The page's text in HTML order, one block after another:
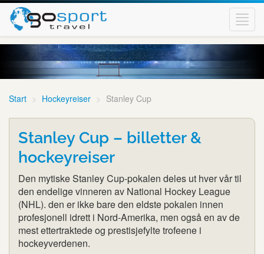
Start Hockeyreiser Stanley Cup
Stanley Cup – billetter &
hockeyreiser
Den mytiske Stanley Cup-pokalen deles ut hver vår til
den endelige vinneren av National Hockey League
(NHL). den er ikke bare den eldste pokalen innen
profesjonell idrett i Nord-Amerika, men også en av de
mest ettertraktede og prestisjefylte trofeene i
hockeyverdenen.